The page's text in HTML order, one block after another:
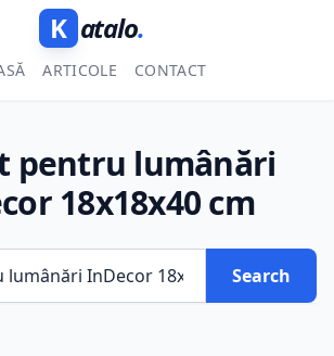
K atalo.
ARTICOLE CONTACT
pentru lumânări
18x18x40 cm
Search